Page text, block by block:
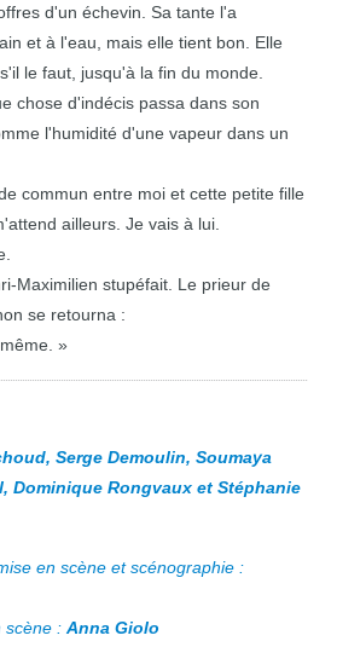
d'un échevin. Sa tante l'a
et à l'eau, mais elle tient bon. Elle
le faut, jusqu'à la fin du monde.
chose d'indécis passa dans son
l'humidité d'une vapeur dans un
commun entre moi et cette petite fille
ailleurs. Je vais à lui.
Maximilien stupéfait. Le prieur de
se retourna :
»
Serge Demoulin, Soumaya
Dominique Rongvaux et Stéphanie
en scène et scénographie :
scène : Anna Giolo